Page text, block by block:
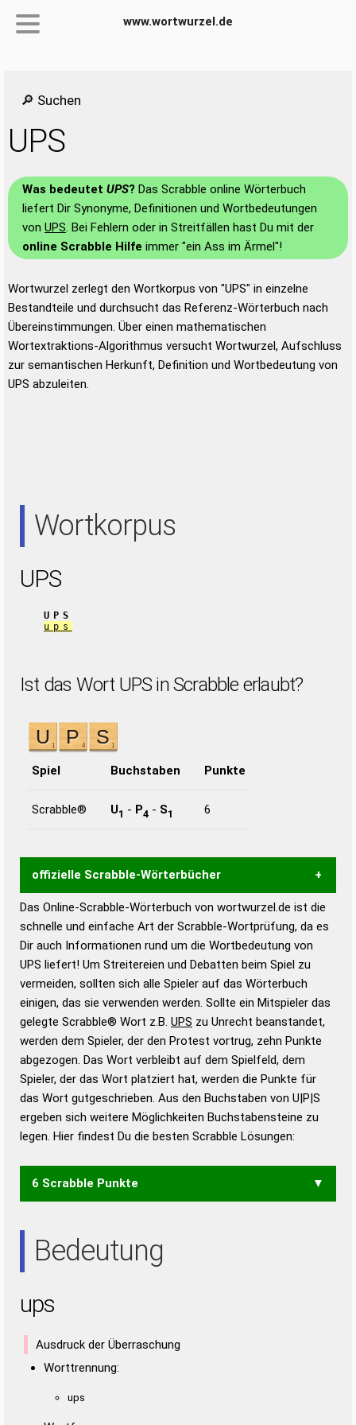
www.wortwurzel.de
🔎 Suchen
UPS
Was bedeutet UPS? Das Scrabble online Wörterbuch
liefert Dir Synonyme, Definitionen und Wortbedeutungen
von UPS. Bei Fehlern oder in Streitfällen hast Du mit der
online Scrabble Hilfe immer "ein Ass im Ärmel"!
Wortwurzel zerlegt den Wortkorpus von "UPS" in einzelne
Bestandteile und durchsucht das Referenz-Wörterbuch nach
Übereinstimmungen. Über einen mathematischen
Wortextraktions-Algorithmus versucht Wortwurzel, Aufschluss
zur semantischen Herkunft, Definition und Wortbedeutung von
UPS abzuleiten.
Wortkorpus
UPS
UPS
ups
Ist das Wort UPS in Scrabble erlaubt?
Spiel Buchstaben Punkte
Scrabble® U1 - P4 - S1 6
offizielle Scrabble-Wörterbücher
Wortwurzel liefert mit Hilfe eines semantischen
Wortanalyse-Algorithmus gute Anhaltspunkte zu
Wortbedeutung, Worttrennung und Wortform, um die
Gültigkeit eines Wortes für das Scrabble-Spiel zu
bestimmen!
zugelassene Turnier Scrabble-
Wörterbücher sind:
Duden – Standardwerk in 12 Bänden
Duden – Richtiges und gutes
Deutsch
Duden – Die deutsche Grammatik
Duden – Deutsches
Universalwörterbuch
Das Online-Scrabble-Wörterbuch von wortwurzel.de ist die
schnelle und einfache Art der Scrabble-Wortprüfung, da es
Dir auch Informationen rund um die Wortbedeutung von
UPS liefert! Um Streitereien und Debatten beim Spiel zu
vermeiden, sollten sich alle Spieler auf das Wörterbuch
einigen, das sie verwenden werden. Sollte ein Mitspieler das
gelegte Scrabble® Wort z.B. UPS zu Unrecht beanstandet,
werden dem Spieler, der den Protest vortrug, zehn Punkte
abgezogen. Das Wort verbleibt auf dem Spielfeld, dem
Spieler, der das Wort platziert hat, werden die Punkte für
das Wort gutgeschrieben. Aus den Buchstaben von U|P|S
ergeben sich weitere Möglichkeiten Buchstabensteine zu
legen. Hier findest Du die besten Scrabble Lösungen:
6 Scrabble Punkte
Bedeutung
ups
Ausdruck der Überraschung
Worttrennung:
ups